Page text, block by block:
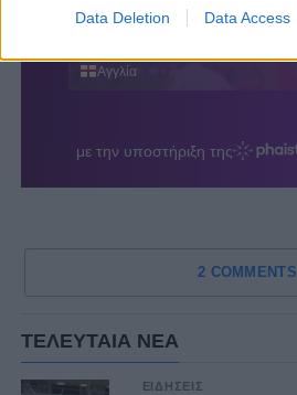
Data Deletion Data Access
2 COMMENTS
ΤΕΛΕΥΤΑΙΑ ΝΕΑ
ΕΙΔΗΣΕΙΣ